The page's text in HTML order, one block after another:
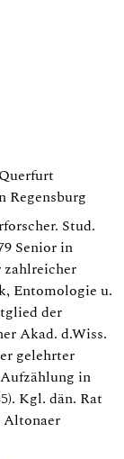
Regensburg
Stud.
Senior in
zahlreicher
Entomologie u.
der
Akad. d.Wiss.
gelehrter
in
Kgl. dän. Rat
Altonaer